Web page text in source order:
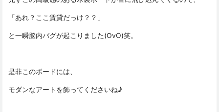
「あれ？ここ賃貸だっけ？？」
と一瞬脳内バグが起こりました(OvO)笑。
是非このボードには、
モダンなアートを飾ってくださいね♪